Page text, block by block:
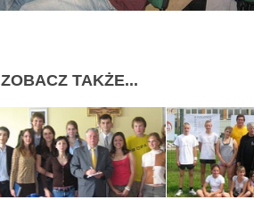
ZOBACZ TAKŻE...